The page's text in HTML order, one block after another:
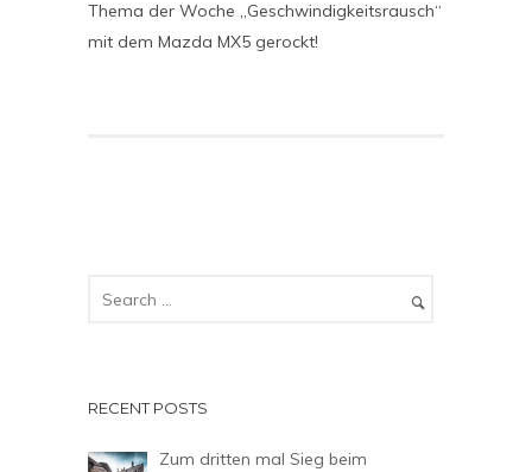
Thema der Woche „Geschwindigkeitsrausch“
mit dem Mazda MX5 gerockt!
RECENT POSTS
Zum dritten mal Sieg beim